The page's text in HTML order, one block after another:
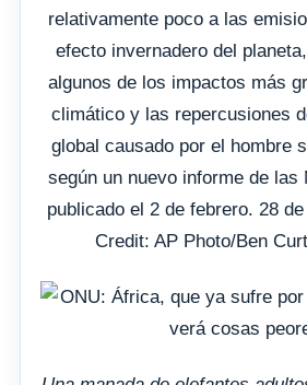
relativamente poco a las
efecto invernadero del
algunos de los impactos más
climático y las repercusiones
global causado por el hombre
según un nuevo informe de las
publicado el 2 de febrero. 28
Credit: AP Photo/Ben